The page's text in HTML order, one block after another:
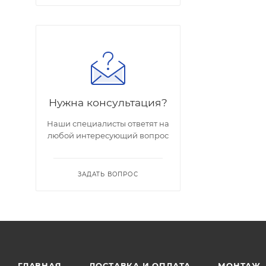
Нужна консультация?
Наши специалисты ответят на
любой интересующий вопрос
ЗАДАТЬ ВОПРОС